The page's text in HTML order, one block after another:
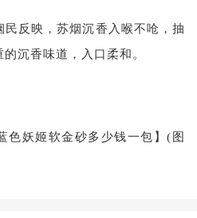
反映，苏烟沉香入喉不呛，抽
沉香味道，入口柔和。